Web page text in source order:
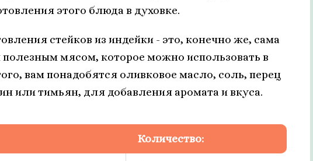
этого блюда в духовке.
стейков из индейки - это, конечно же, сама
мясом, которое можно использовать в
вам понадобятся оливковое масло, соль, перец
или тимьян, для добавления аромата и вкуса.
Количество: